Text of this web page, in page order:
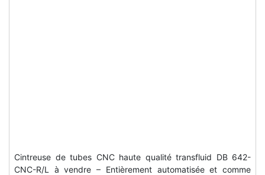
Cintreuse de tubes CNC haute qualité transfluid DB 642-
CNC-R/L à vendre – Entièrement automatisée et comme